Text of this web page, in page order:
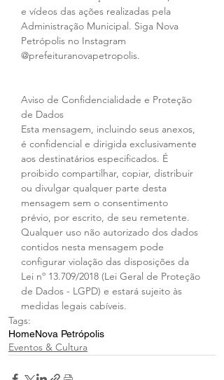
e vídeos das ações realizadas pela
Administração Municipal. Siga Nova
Petrópolis no Instagram
@prefeituranovapetropolis.
Aviso de Confidencialidade e Proteção
de Dados
Esta mensagem, incluindo seus anexos,
é confidencial e dirigida exclusivamente
aos destinatários especificados. É
proibido compartilhar, copiar, distribuir
ou divulgar qualquer parte desta
mensagem sem o consentimento
prévio, por escrito, de seu remetente.
Qualquer uso não autorizado dos dados
contidos nesta mensagem pode
configurar violação das disposições da
Lei nº 13.709/2018 (Lei Geral de Proteção
de Dados - LGPD) e estará sujeito às
medidas legais cabíveis.
Tags:
HomeNova Petrópolis
Eventos & Cultura